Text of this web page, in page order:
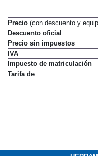
Precio (con descuento y
Descuento oficial
Precio sin impuestos
IVA
Impuesto de matriculación
Tarifa de